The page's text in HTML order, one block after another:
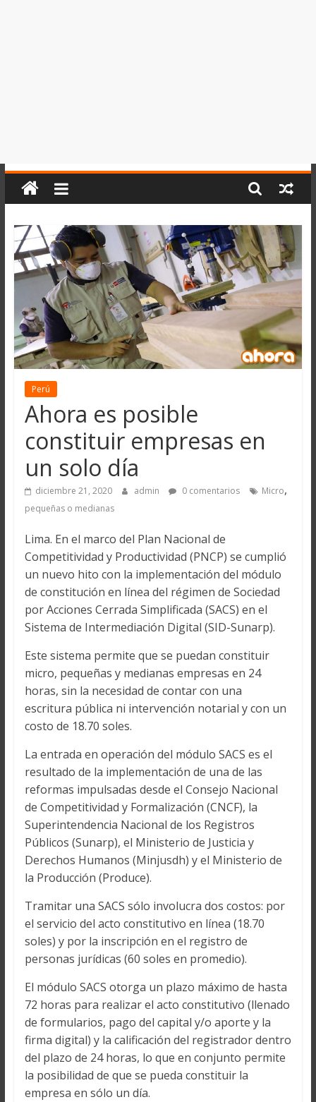
Perú
Ahora es posible
constituir empresas en
un solo día
diciembre 21, 2020 admin 0 comentarios Micro,
pequeñas o medianas
Lima. En el marco del Plan Nacional de
Competitividad y Productividad (PNCP) se cumplió
un nuevo hito con la implementación del módulo
de constitución en línea del régimen de Sociedad
por Acciones Cerrada Simplificada (SACS) en el
Sistema de Intermediación Digital (SID-Sunarp).
Este sistema permite que se puedan constituir
micro, pequeñas y medianas empresas en 24
horas, sin la necesidad de contar con una
escritura pública ni intervención notarial y con un
costo de 18.70 soles.
La entrada en operación del módulo SACS es el
resultado de la implementación de una de las
reformas impulsadas desde el Consejo Nacional
de Competitividad y Formalización (CNCF), la
Superintendencia Nacional de los Registros
Públicos (Sunarp), el Ministerio de Justicia y
Derechos Humanos (Minjusdh) y el Ministerio de
la Producción (Produce).
Tramitar una SACS sólo involucra dos costos: por
el servicio del acto constitutivo en línea (18.70
soles) y por la inscripción en el registro de
personas jurídicas (60 soles en promedio).
El módulo SACS otorga un plazo máximo de hasta
72 horas para realizar el acto constitutivo (llenado
de formularios, pago del capital y/o aporte y la
firma digital) y la calificación del registrador dentro
del plazo de 24 horas, lo que en conjunto permite
la posibilidad de que se pueda constituir la
empresa en sólo un día.